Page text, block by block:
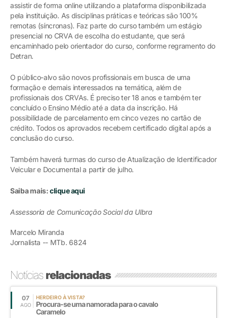
assistir de forma online utilizando a plataforma disponibilizada
pela instituição. As disciplinas práticas e teóricas são 100%
remotas (síncronas). Faz parte do curso também um estágio
presencial no CRVA de escolha do estudante, que será
encaminhado pelo orientador do curso, conforme regramento do
Detran.
O público-alvo são novos profissionais em busca de uma
formação e demais interessados na temática, além de
profissionais dos CRVAs. É preciso ter 18 anos e também ter
concluído o Ensino Médio até a data da inscrição. Há
possibilidade de parcelamento em cinco vezes no cartão de
crédito. Todos os aprovados recebem certificado digital após a
conclusão do curso.
Também haverá turmas do curso de Atualização de Identificador
Veicular e Documental a partir de julho.
Saiba mais:clique aqui
Assessoria de Comunicação Social da Ulbra
Marcelo Miranda
Jornalista -- MTb. 6824
Notíciasrelacionadas
07
AGO
HERDEIRO À VISTA?
Procura-se uma namorada para o cavalo
Caramelo